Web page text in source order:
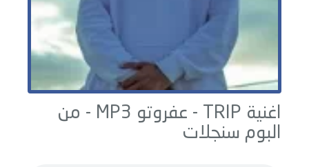
اغنية TRIP - عفروتو
MP3 - من
البوم سنجلات